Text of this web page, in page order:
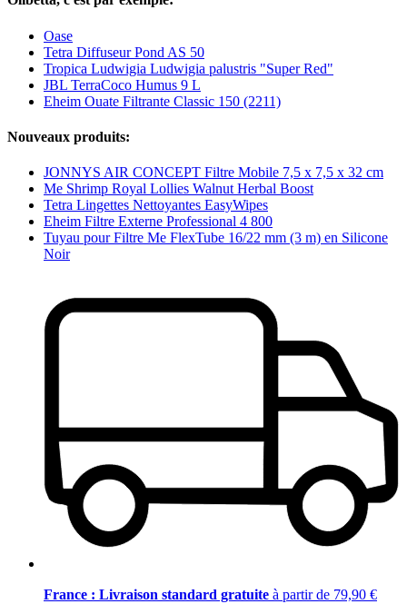
Oase
Tetra Diffuseur Pond AS 50
Tropica Ludwigia Ludwigia palustris "Super Red"
JBL TerraCoco Humus 9 L
Eheim Ouate Filtrante Classic 150 (2211)
Nouveaux produits:
JONNYS AIR CONCEPT Filtre Mobile 7,5 x 7,5 x 32 cm
Me Shrimp Royal Lollies Walnut Herbal Boost
Tetra Lingettes Nettoyantes EasyWipes
Eheim Filtre Externe Professional 4 800
Tuyau pour Filtre Me FlexTube 16/22 mm (3 m) en Silicone
Noir
France : Livraison standard gratuite à partir de 79,90 €